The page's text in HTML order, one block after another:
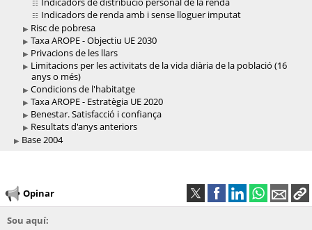
Indicadors de renda amb i sense lloguer imputat
Risc de pobresa
Taxa AROPE - Objectiu UE 2030
Privacions de les llars
Limitacions per les activitats de la vida diària de la població (16
anys o més)
Condicions de l'habitatge
Taxa AROPE - Estratègia UE 2020
Benestar. Satisfacció i confiança
Resultats d'anys anteriors
Base 2004
Opinar
Sou aquí: